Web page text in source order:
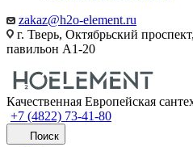
zakaz@h2o-element.ru
г. Тверь, Октябрьский
павильон А1-20
Качественная Европейская
+7 (4822) 73-41-80
Поиск